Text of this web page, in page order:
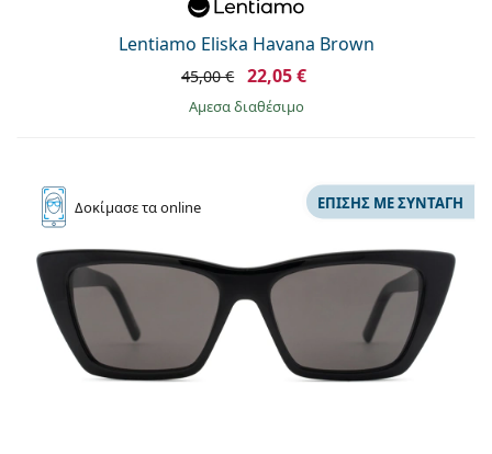
Lentiamo Eliska Havana Brown
45,00 € 22,05 €
άμεσα διαθέσιμο
Δοκίμασετα online ΕΠΊΣΗΣ ΜΕ ΣΥΝΤΑΓΉ